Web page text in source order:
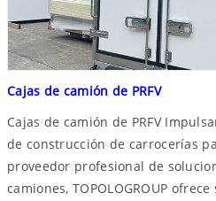
Cajas de camión de PRFV
Cajas de camión de PRFV
de construcción de carrocerías
proveedor profesional de
camiones, TOPOLOGROUP